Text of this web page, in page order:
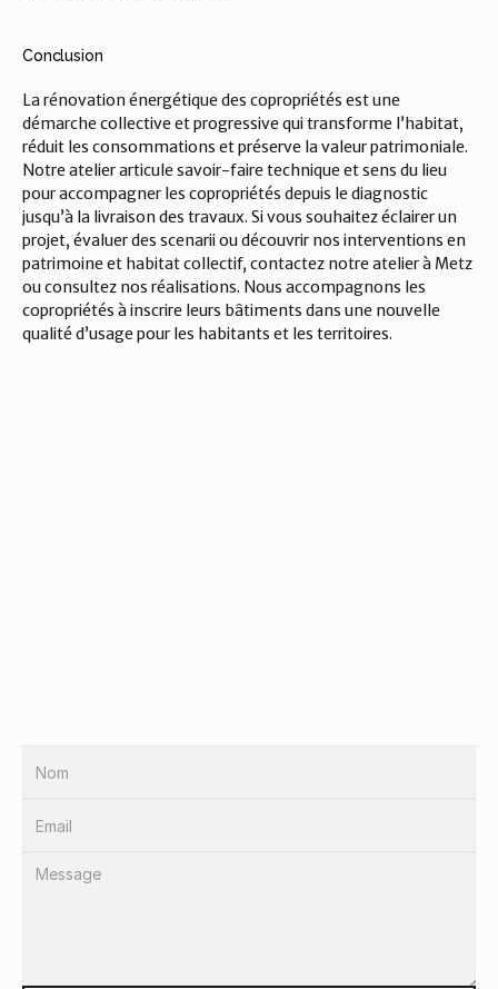
Conclusion
La rénovation énergétique des copropriétés est une
démarche collective et progressive qui transforme l’habitat,
réduit les consommations et préserve la valeur patrimoniale.
Notre atelier articule savoir-faire technique et sens du lieu
pour accompagner les copropriétés depuis le diagnostic
jusqu’à la livraison des travaux. Si vous souhaitez éclairer un
projet, évaluer des scenarii ou découvrir nos interventions en
patrimoine et habitat collectif, contactez notre atelier à Metz
ou consultez nos réalisations. Nous accompagnons les
copropriétés à inscrire leurs bâtiments dans une nouvelle
qualité d’usage pour les habitants et les territoires.